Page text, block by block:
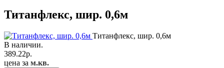
Титанфлекс, шир. 0,6м
Титанфлекс, шир. 0,6м
В наличии.
389.22р.
цена за м.кв.